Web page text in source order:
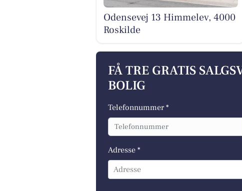
Odensevej 13 Himmelev, 4000
Roskilde
FÅ TRE GRATIS
BOLIG
Telefonnummer *
Adresse *
Adresse